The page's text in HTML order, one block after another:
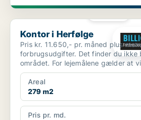
Kontor i Herfølge
Kontor i Herfølge
Pris kr. 11.650,- pr. måned plus
forbrugsudgifter. Det finder du ikke
området. For lejemålene gælder at vi skal have 1
måneds foru...
Areal
279 m2
Pris pr. md.